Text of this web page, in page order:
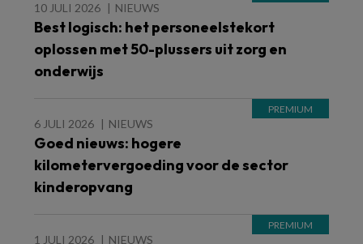
10 JULI 2026 NIEUWS
Best logisch: het personeelstekort
oplossen met 50-plussers uit zorg en
onderwijs
6 JULI 2026 NIEUWS
Goed nieuws: hogere
kilometervergoeding voor de sector
kinderopvang
1 JULI 2026 NIEUWS